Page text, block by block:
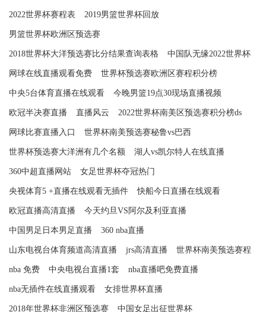
2022世界杯赛程表 2019男篮世界杯回放
男篮世界杯欧洲区预选赛
2018世界杯大洋预选赛比分结果查询表格 中国队无缘2022世界杯
网球在线直播观看免费 世界杯预选赛欧洲区赛程积分榜
中央5台体育直播在线观看 今晚男篮19点30现场直播视频
欧冠半决赛直播 直播风云 2022世界杯南美区预选赛积分榜ds
网球比赛直播入口 世界杯南美预选赛秘鲁vs巴西
世界杯预选赛大洋洲有几个名额 湖人vs凯尔特人在线直播
360中超直播网站 女足世界杯夺冠热门
央视体育5 +直播在线观看无插件 快船今日直播在线观看
欧冠直播高清直播 今天约旦VS阿尔及利亚直播
中国男足日本男足直播 360 nba直播
山东电视台体育频道高清直播 jrs高清直播 世界杯南美预选赛程
nba 免费 中央电视台直播1套 nba直播吧免费直播
nba无插件在线直播观看 女排世界杯直播
2018年世界杯非洲区预选赛 中国女足出征世界杯